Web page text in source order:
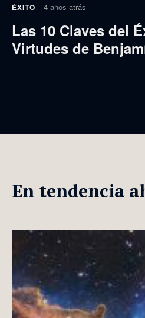
ÉXITO 4 años atrás
Las 10 Claves del
Virtudes de
En tendencia